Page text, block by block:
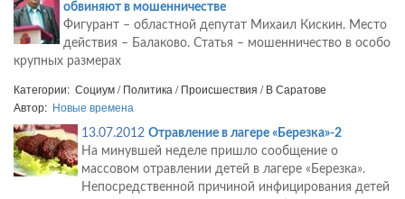
обвиняют в мошенничестве
Фигурант – областной депутат Михаил Кискин. Место
действия – Балаково. Статья – мошенничество в особо
крупных размерах
Категории: Социум / Политика / Происшествия / В Саратове
Автор: Новые времена
13.07.2012 Отравление в лагере «Березка»-2
На минувшей неделе пришло сообщение о
массовом отравлении детей в лагере «Березка».
Непосредственной причиной инфицирования детей